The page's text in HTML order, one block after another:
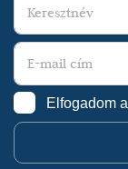
Elfogadom